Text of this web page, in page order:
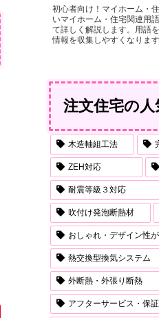
初心者向け！マイホーム・
いマイホーム・住宅関連用
て詳しく解説します。用語
情報を収集しやすくなりま
注文住宅の
木造軸組工法
ZEH対応
耐震等級３対応
吹付け発泡断熱材
おしゃれ・デザイン性
熱交換型換気システム
外断熱・外張り断熱
アフターサービス・保